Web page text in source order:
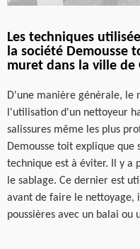
Les techniques
la société
muret dans la ville de
D'une manière générale, le
l'utilisation d'un nettoyeur
salissures même les plus
Demousse toit explique
technique est à éviter. Il y a
le sablage. Ce dernier est
avant de faire le nettoyage,
poussières avec un balai ou